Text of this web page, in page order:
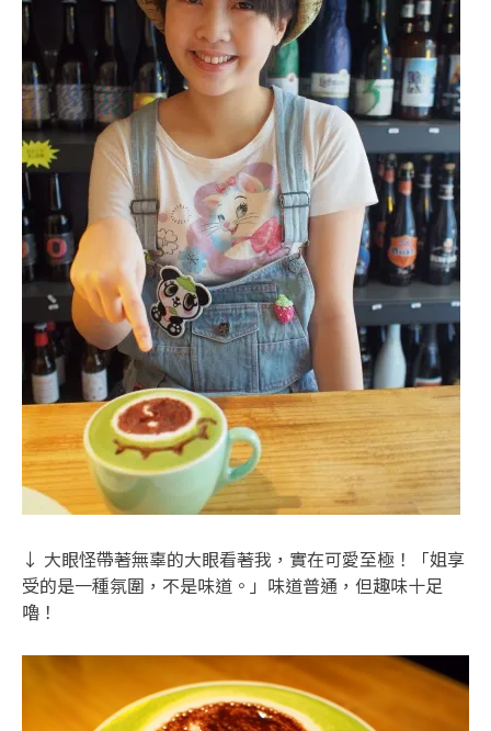
↓ 大眼怪帶著無辜的大眼看著我，實在可愛至極！「姐享
受的是一種氛圍，不是味道。」味道普通，但趣味十足
嚕！